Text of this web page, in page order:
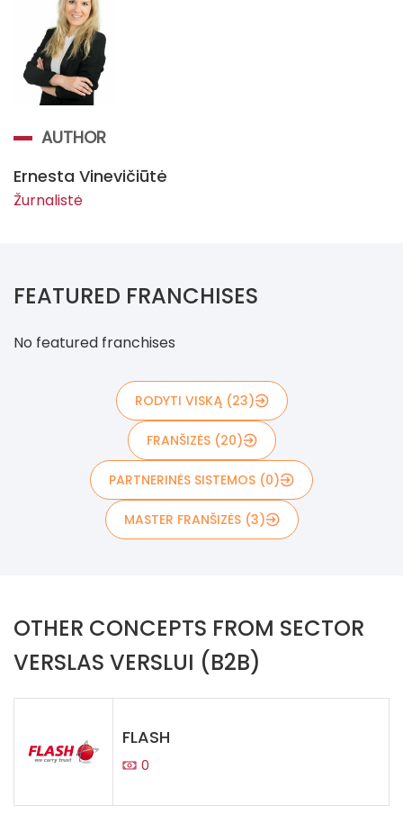
AUTHOR
Ernesta Vinevičiūtė
Žurnalistė
FEATURED FRANCHISES
No featured franchises
RODYTI VISKĄ (23)
FRANŠIZĖS (20)
PARTNERINĖS SISTEMOS (0)
MASTER FRANŠIZĖS (3)
OTHER CONCEPTS FROM SECTOR
VERSLAS VERSLUI (B2B)
FLASH
0